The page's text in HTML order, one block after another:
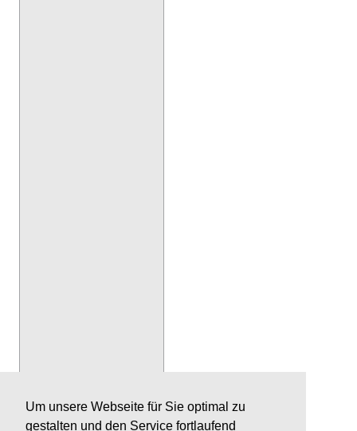
Um unsere Webseite für Sie optimal zu
gestalten und den Service fortlaufend